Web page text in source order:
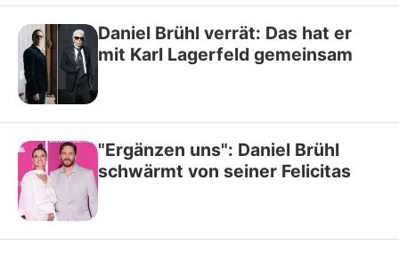
Daniel Brühl verrät: Das hat er
mit Karl Lagerfeld gemeinsam
"Ergänzen uns": Daniel Brühl
schwärmt von seiner Felicitas